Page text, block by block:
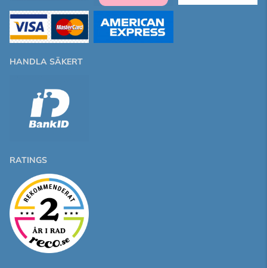
HANDLA SÄKERT
RATINGS